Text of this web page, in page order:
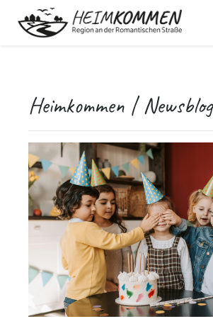
Heimkommen | Newsblog